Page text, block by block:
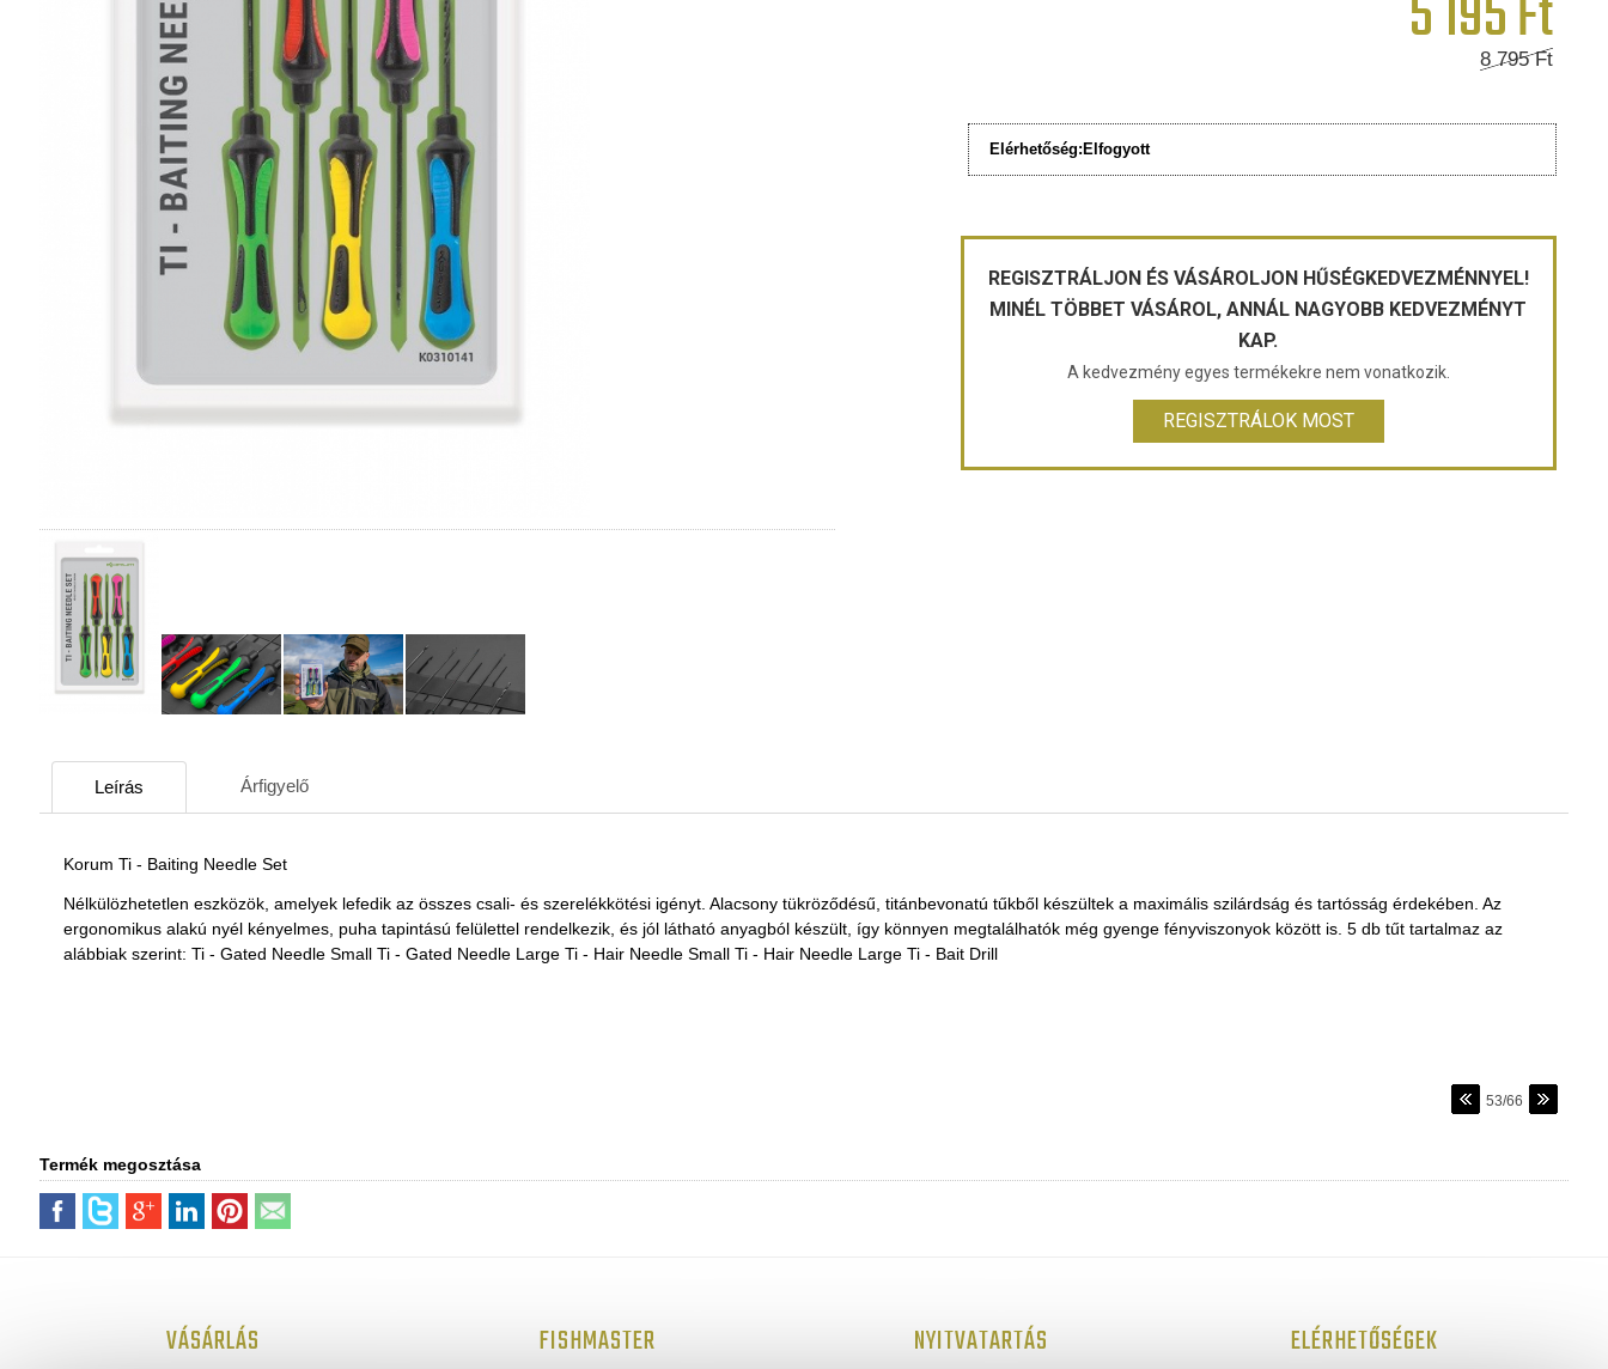
8 795Ft
Elérhetőség: Elfogyott
REGISZTRÁLJON ÉS VÁSÁROLJON HŰSÉGKEDVEZMÉNNYEL!
MINÉL TÖBBET VÁSÁROL, ANNÁL NAGYOBB KEDVEZMÉNYT
KAP.
A kedvezmény egyes termékekre nem vonatkozik.
REGISZTRÁLOK MOST
Leírás Árfigyelő
Korum Ti - Baiting Needle Set
Nélkülözhetetlen eszközök, amelyek lefedik az összes csali- és szerelékkötési igényt. Alacsony tükröződésű, titánbevonatú tűkből készültek a maximális szilárdság és tartósság érdekében. Az
ergonomikus alakú nyél kényelmes, puha tapintású felülettel rendelkezik, és jól látható anyagból készült, így könnyen megtalálhatók még gyenge fényviszonyok között is. 5 db tűt tartalmaz az
alábbiak szerint: Ti - Gated Needle Small Ti - Gated Needle Large Ti - Hair Needle Small Ti - Hair Needle Large Ti - Bait Drill
53/66
Termék megosztása
VÁSÁRLÁS FISHMASTER NYITVATARTÁS ELÉRHETŐSÉGEK